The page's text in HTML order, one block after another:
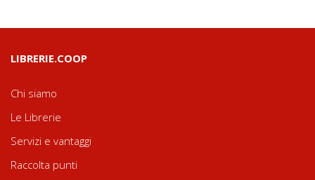
LIBRERIE.COOP
Chi siamo
Le Librerie
Servizi e vantaggi
Raccolta punti